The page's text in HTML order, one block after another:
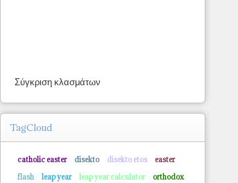
Σύγκριση κλασμάτων
TagCloud
catholic easter disekto disekto etos
easter
flash
leap year leap year calculator
orthodox